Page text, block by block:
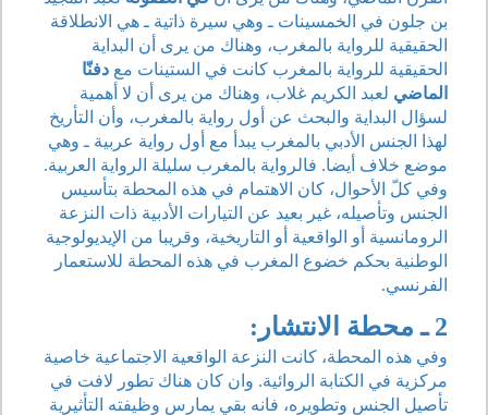
بن جلون في الخمسينات ـ وهي سيرة ذاتية ـ هي الانطلاقة
الحقيقية للرواية بالمغرب، وهناك من يرى أن البداية
الحقيقية للرواية بالمغرب كانت في الستينات مع دفنّا
الماضي لعبد الكريم غلاب، وهناك من يرى أن لا أهمية
لسؤال البداية والبحث عن أول رواية بالمغرب، وأن التأريخ
لهذا الجنس الأدبي بالمغرب يبدأ مع أول رواية عربية ـ وهي
موضع خلاف أيضا. فالرواية بالمغرب سليلة الرواية العربية.
وفي كلّ الأحوال، كان الاهتمام في هذه المحطة بتأسيس
الجنس وتأصيله، غير بعيد عن التيارات الأدبية ذات النزعة
الرومانسية أو الواقعية أو التاريخية، وقريبا من الإيديولوجية
الوطنية بحكم خضوع المغرب في هذه المحطة للاستعمار
الفرنسي.
2 ـ محطة الانتشار:
وفي هذه المحطة، كانت النزعة الواقعية الاجتماعية خاصية
مركزية في الكتابة الروائية. وان كان هناك تطور لافت في
تأصيل الجنس وتطويره، فانه بقي يمارس وظيفته التأثيرية